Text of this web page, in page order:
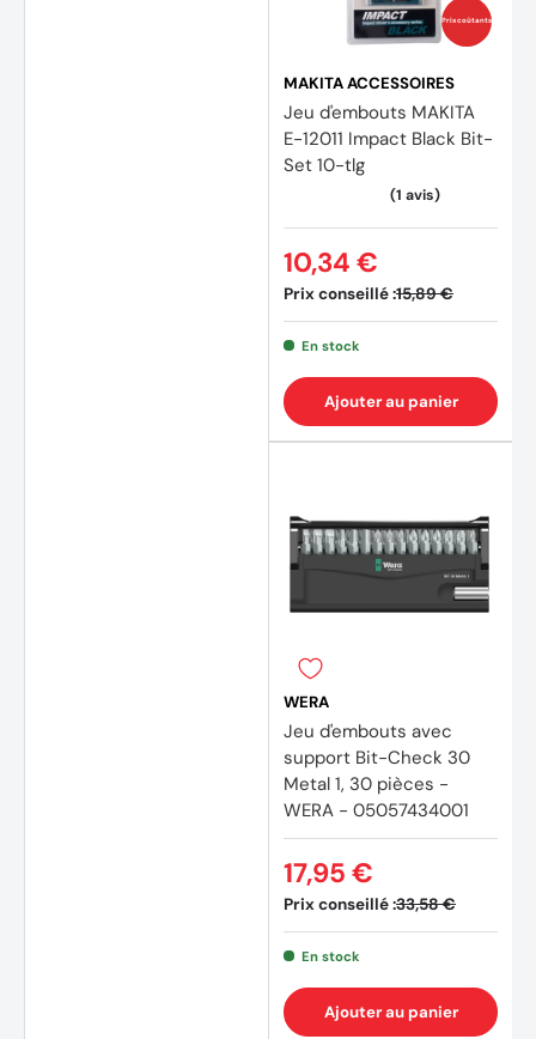
Prix coûtants
MAKITA ACCESSOIRES
Jeu d'embouts MAKITA
E-12011 Impact Black Bit-
Set 10-tlg
Prix conseillé :15,89 €
10,34 €
En stock
Ajouter au panier
WERA
Jeu d'embouts avec
support Bit-Check 30
Metal 1, 30 pièces -
WERA - 05057434001
Prix conseillé :33,58 €
17,95 €
En stock
Ajouter au panier